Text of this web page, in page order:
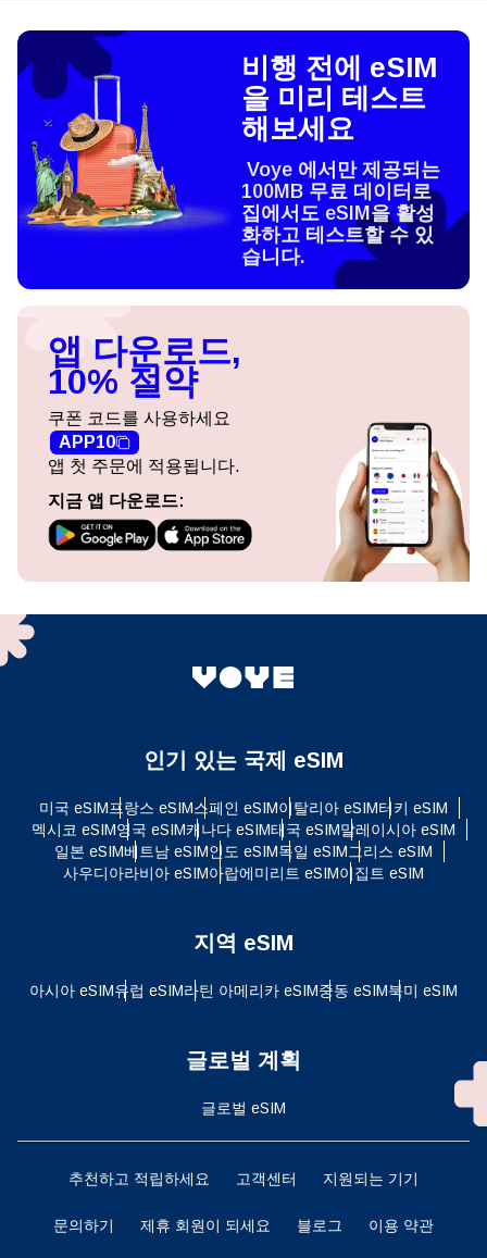
비행 전에 eSIM
을 미리 테스트
해보세요
Voye 에서만 제공되는
100MB 무료 데이터로
집에서도 eSIM을 활성
화하고 테스트할 수 있
습니다.
앱 다운로드,
10% 절약
쿠폰 코드를 사용하세요
APP10
앱 첫 주문에 적용됩니다.
지금 앱 다운로드:
인기 있는 국제 eSIM
미국 eSIM프랑스 eSIM스페인 eSIM이탈리아 eSIM터키 eSIM
멕시코 eSIM영국 eSIM캐나다 eSIM태국 eSIM말레이시아 eSIM
일본 eSIM베트남 eSIM인도 eSIM독일 eSIM그리스 eSIM
사우디아라비아 eSIM아랍에미리트 eSIM이집트 eSIM
지역 eSIM
아시아 eSIM유럽 ​​eSIM라틴 아메리카 eSIM중동 eSIM북미 eSIM
글로벌 계획
글로벌 eSIM
추천하고 적립하세요 고객센터 지원되는 기기
문의하기 제휴 회원이 되세요 블로그 이용 약관